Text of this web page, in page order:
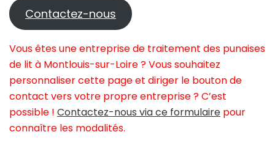
Contactez-nous
Vous êtes une entreprise de traitement des punaises
de lit à Montlouis-sur-Loire ? Vous souhaitez
personnaliser cette page et diriger le bouton de
contact vers votre propre entreprise ? C’est
possible ! Contactez-nous via ce formulaire pour
connaître les modalités.